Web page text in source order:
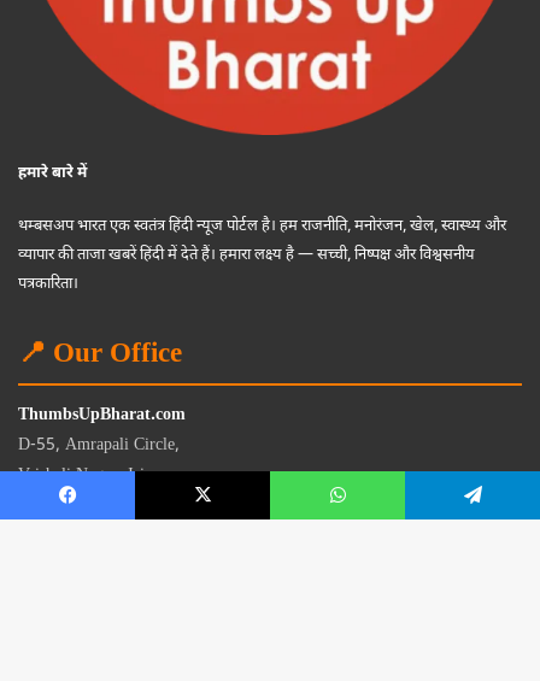
हमारे बारे में
थम्बसअप भारत एक स्वतंत्र हिंदी न्यूज पोर्टल है। हम राजनीति, मनोरंजन, खेल, स्वास्थ्य और
व्यापार की ताजा खबरें हिंदी में देते हैं। हमारा लक्ष्य है — सच्ची, निष्पक्ष और विश्वसनीय
पत्रकारिता।
📍 Our Office
ThumbsUpBharat.com
D-55, Amrapali Circle,
Vaishali Nagar, Jaipur
Rajasthan - 302021